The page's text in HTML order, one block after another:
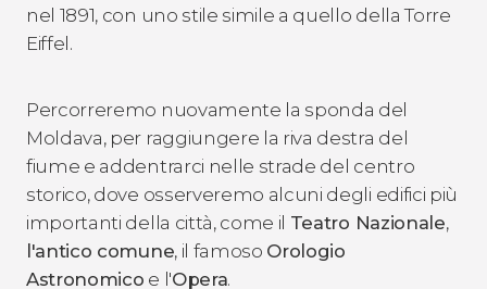
nel 1891, con uno stile simile a quello della Torre
Eiffel.
Percorreremo nuovamente la sponda del
Moldava, per raggiungere la riva destra del
fiume e addentrarci nelle strade del centro
storico, dove osserveremo alcuni degli edifici più
importanti della città, come il Teatro Nazionale,
l'antico comune, il famoso Orologio
Astronomico e l'Opera.